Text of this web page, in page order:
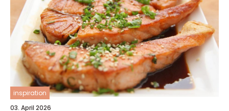
inspiration
03. April 2026